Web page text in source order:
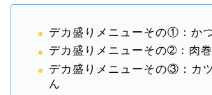
デカ盛りメニューその①：か
デカ盛りメニューその➁：肉
デカ盛りメニューその③：カ
ん